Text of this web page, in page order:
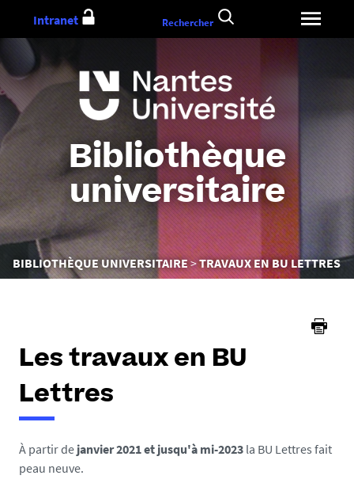
au
Bibliothèque
universitaire
Vous
êtes
BIBLIOTHÈQUE UNIVERSITAIRE TRAVAUX EN BU LETTRES
Intranet Rechercher
Les travaux en BU
Lettres
À partir de janvier 2021 et jusqu'à mi-2023 la BU Lettres fait
peau neuve.